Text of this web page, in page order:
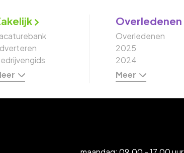
Overledenen
Overledenen
2025
2024
Meer